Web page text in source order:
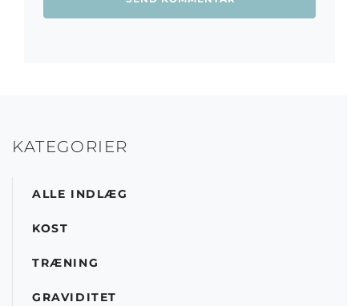
KATEGORIER
ALLE INDLÆG
KOST
TRÆNING
GRAVIDITET